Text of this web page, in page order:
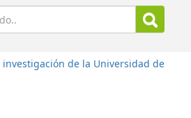
de la Universidad de